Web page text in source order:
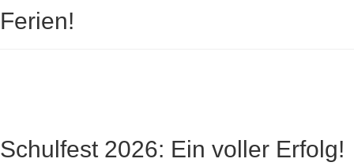
Ferien!
Schulfest 2026: Ein voller Erfolg!